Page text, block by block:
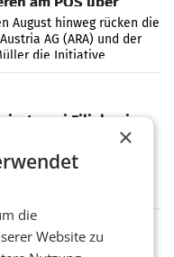
August hinweg rücken die
AG (ARA) und der
die Initiative
in allen österreichischen
zwei Filialen in
– Im Rahmen einer
Filialen in Nieder- und
×
die
Website zu